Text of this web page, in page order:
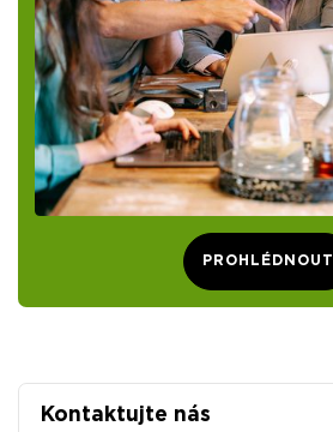
PROHLÉDNOUT
Kontaktujte nás